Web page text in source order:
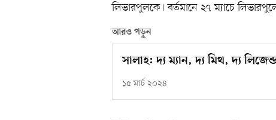
লিভারপুলকে। বর্তমানে ২৭ ম্যাচে
আরও পড়ুন
সালাহ: দ্য ম্যান, দ্য মিথ, দ্য
১৫ মার্চ ২০২৪